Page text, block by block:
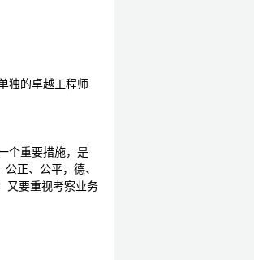
独的卓越工程师
个重要措施，是
正、公平，德、
又要重视考察业务